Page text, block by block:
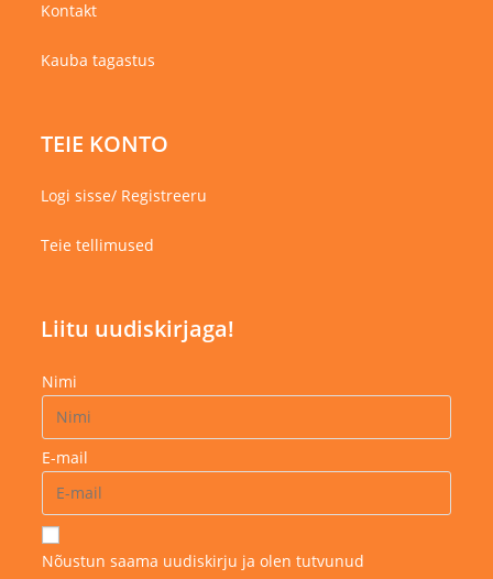
Kontakt
Kauba tagastus
TEIE KONTO
Logi sisse/ Registreeru
Teie tellimused
Liitu uudiskirjaga!
Nimi
E-mail
Nõustun saama uudiskirju ja olen tutvunud